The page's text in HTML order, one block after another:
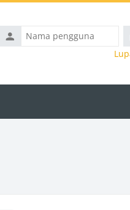
Nama